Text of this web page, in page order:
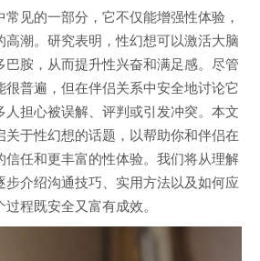
见的一部分，它不仅能增强性体验，
潮。研究表明，性幻想可以激活大脑
胺，从而提升性兴奋和满足感。尽管
普遍，但在伴侣关系中安全地讨论它
担心被误解、评判或引发冲突。本文
于性幻想的话题，以帮助你和伴侣在
信任和更丰富的性体验。我们将从理解
介绍沟通技巧、实用方法以及如何应
程既安全又富有成效。